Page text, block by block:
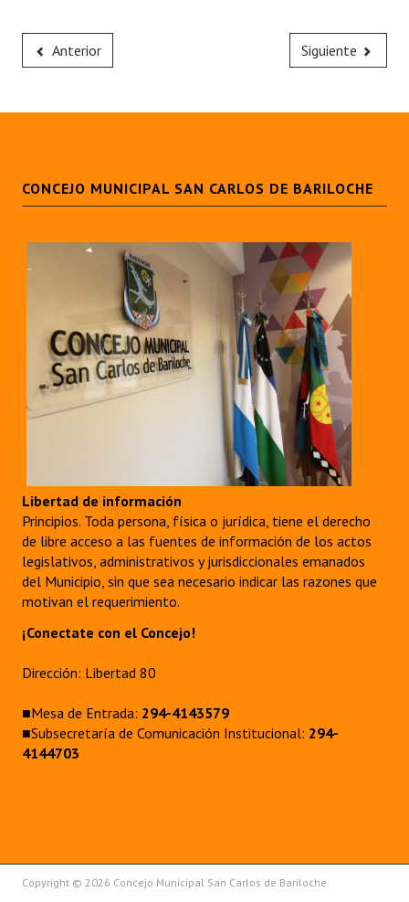
Anterior Siguiente
CONCEJO MUNICIPAL SAN CARLOS DE BARILOCHE
Libertad de información
Principios. Toda persona, física o jurídica, tiene el derecho
de libre acceso a las fuentes de información de los actos
legislativos, administrativos y jurisdiccionales emanados
del Municipio, sin que sea necesario indicar las razones que
motivan el requerimiento.
¡Conectate con el Concejo!
Dirección: Libertad 80
■Mesa de Entrada: 294-4143579
■Subsecretaría de Comunicación Institucional: 294-
4144703
Copyright © 2026 Concejo Municipal San Carlos de Bariloche.